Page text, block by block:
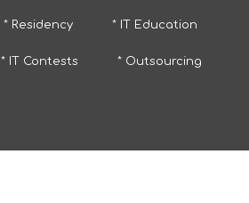
* Residency * IT Education
* IT Contests * Outsourcing